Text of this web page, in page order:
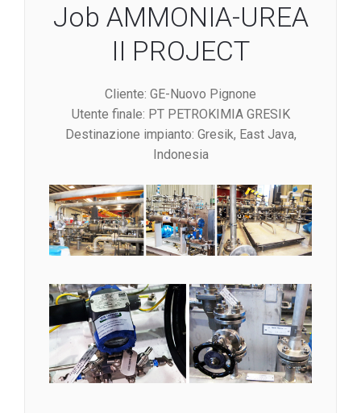
Job AMMONIA-UREA
II PROJECT
Cliente: GE-Nuovo Pignone
Utente finale: PT PETROKIMIA GRESIK
Destinazione impianto: Gresik, East Java,
Indonesia